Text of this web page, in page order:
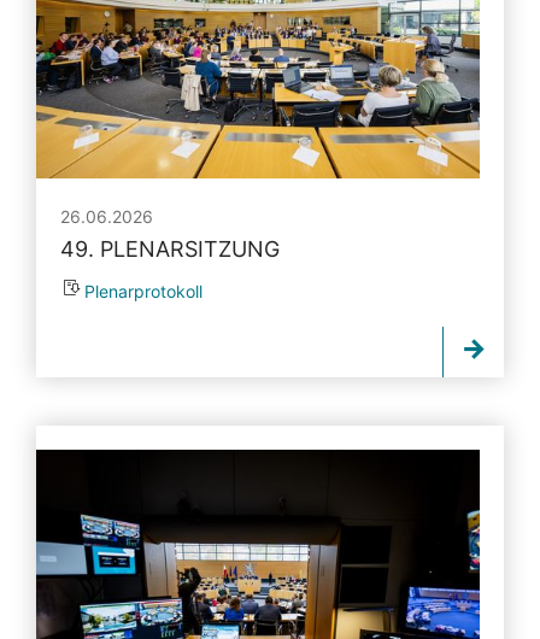
26.06.2026
49. PLENARSITZUNG
Plenarprotokoll